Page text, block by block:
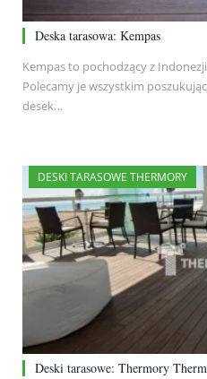
Deska tarasowa: Kempas
Kempas to pochodzący z
Polecamy je wszystkim
desek…
DESKI TARASOWE THERMORY
Deski tarasowe: Thermory